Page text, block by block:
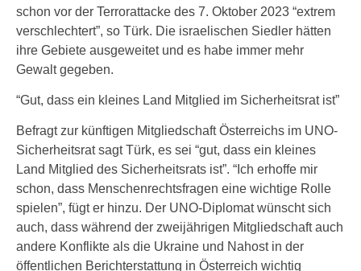
schon vor der Terrorattacke des 7. Oktober 2023 “extrem
verschlechtert”, so Türk. Die israelischen Siedler hätten
ihre Gebiete ausgeweitet und es habe immer mehr
Gewalt gegeben.
“Gut, dass ein kleines Land Mitglied im Sicherheitsrat ist”
Befragt zur künftigen Mitgliedschaft Österreichs im UNO-
Sicherheitsrat sagt Türk, es sei “gut, dass ein kleines
Land Mitglied des Sicherheitsrats ist”. “Ich erhoffe mir
schon, dass Menschenrechtsfragen eine wichtige Rolle
spielen”, fügt er hinzu. Der UNO-Diplomat wünscht sich
auch, dass während der zweijährigen Mitgliedschaft auch
andere Konflikte als die Ukraine und Nahost in der
öffentlichen Berichterstattung in Österreich wichtig